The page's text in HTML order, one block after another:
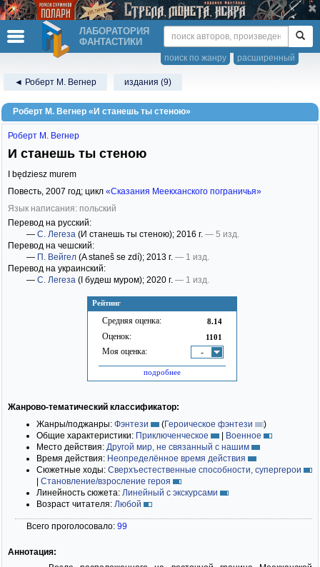
ЛАБОРАТОРИЯ
ФАНТАСТИКИ
расширенный
поиск по жанру
◄ Роберт М. Вегнер издания (9)
Роберт М. Вегнер «И станешь ты стеною»
Рейтинг
Средняя оценка: 8.14
Оценок: 1101
Моя оценка: -
подробнее
Роберт М. Вегнер
И станешь ты стеною
I będziesz murem
Повесть, 2007 год; цикл «Сказания Меекханского пограничья»
Язык написания: польский
Перевод на русский:
— С. Легеза (И станешь ты стеною); 2016 г. — 5 изд.
Перевод на чешский:
— П. Вейгел (A staneš se zdí); 2013 г. — 1 изд.
Перевод на украинский:
— С. Легеза (І будеш муром); 2020 г. — 1 изд.
Жанрово-тематический классификатор:
Жанры/поджанры: Фэнтези (Героическое фэнтези
)
Общие характеристики: Приключенческое | Военное
Место действия: Другой мир, не связанный с нашим
Время действия: Неопределённое время действия
Сюжетные ходы: Сверхъестественные способности, супергерои
| Становление/взросление героя
Линейность сюжета: Линейный с экскурсами
Возраст читателя: Любой
Всего проголосовало: 99
Аннотация: